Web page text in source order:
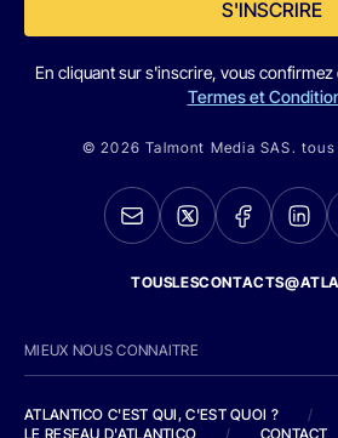
S'INSCRIRE
En cliquant sur s'inscrire, vous
Termes et
© 2026 Talmont Media SAS.
MIEUX NOUS CONNAITRE
ATLANTICO C'EST QUI, C'EST QUOI ?
/
LE RESEAU D'ATLANTICO
/ CONTACT